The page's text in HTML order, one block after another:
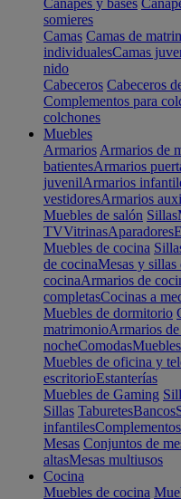
Canapés y bases
somieres
Camas Camas de
individualesCamas
nido
Cabeceros Cabeceros
Complementos para
colchones
Muebles
Armarios Armarios de
batientesArmarios
juvenilArmarios
vestidoresArmarios
Muebles de salón Sillas
TVVitrinasAparadores
Muebles de cocina
de cocinaMesas y sillas
cocinaArmarios de
completasCocinas a
Muebles de dormitorio
matrimonioArmarios
nocheComodas
Muebles de oficina y
escritorioEstanterías
Muebles de Gaming
Sillas TaburetesBancos
infantiles
Mesas Conjuntos de
altasMesas multiusos
Cocina
Muebles de cocina